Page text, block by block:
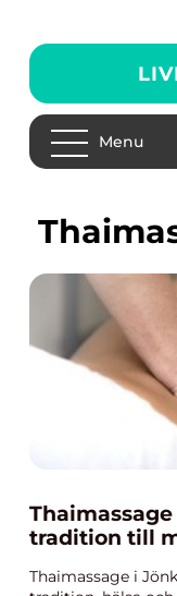
Menu
tradition till
Thaimassage i